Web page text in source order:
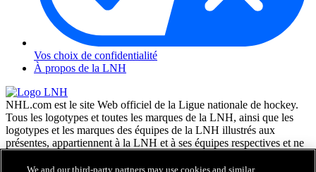
Vos choix de confidentialité
À propos de la LNH
NHL.com est le site Web officiel de la Ligue nationale de hockey.
Tous les logotypes et toutes les marques de la LNH, ainsi que les
logotypes et les marques des équipes de la LNH illustrés aux
présentes, appartiennent à la LNH et à ses équipes respectives et ne
Enterprises, L.P. © LNH 2026. Tous droits réservés. Tous les
We and our third-party partners may use cookies and similar